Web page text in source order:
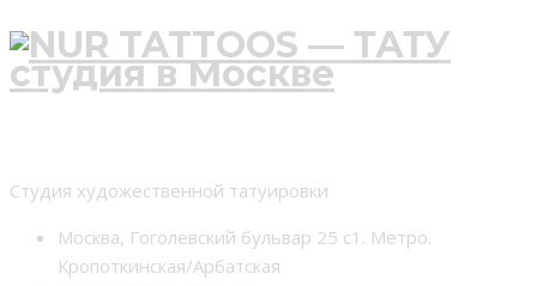
Студия художественной татуировки
Москва, Гоголевский бульвар 25 с1. Метро.
Кропоткинская/Арбатская